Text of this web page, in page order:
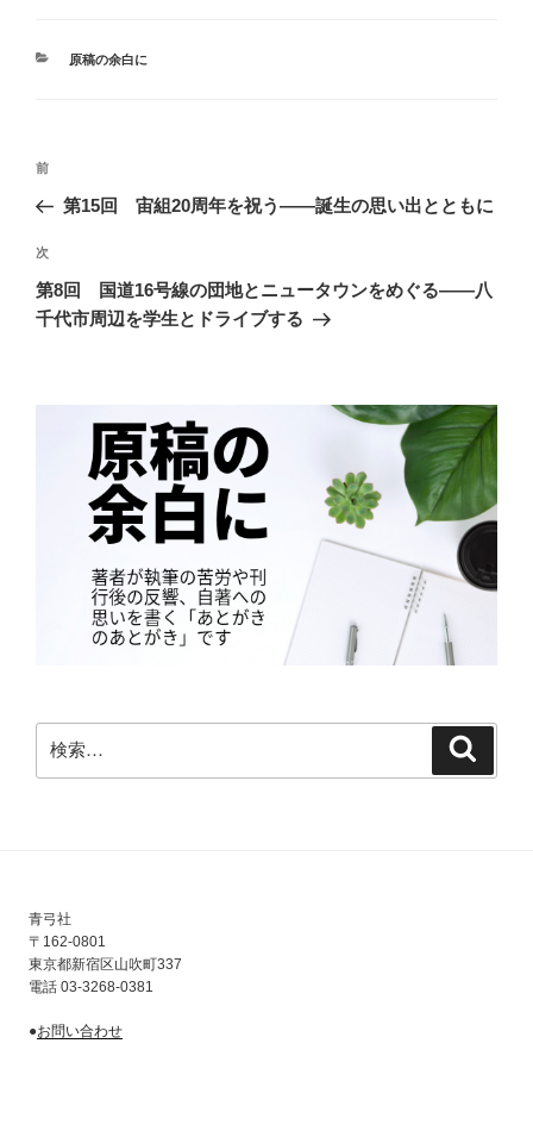
カ
原稿の余白に
投
ビ
ゲ
ー
前
投
前
第15回 宙組20周年を祝う――誕生の思い出とともに
次
投
稿
次
第8回 国道16号線の団地とニュータウンをめぐる――八
千代市周辺を学生とドライブする
索:
青弓社
〒162-0801
東京都新宿区山吹町337
電話 03-3268-0381
●お問い合わせ